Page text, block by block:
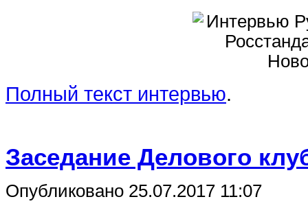
Полный текст интервью.
Заседание Делового
Опубликовано 25.07.2017 11:07